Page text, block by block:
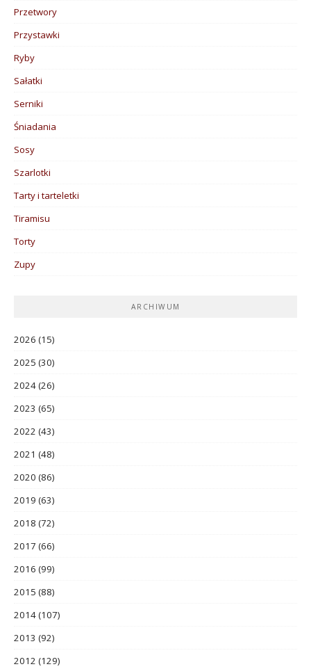
Przetwory
Przystawki
Ryby
Sałatki
Serniki
Śniadania
Sosy
Szarlotki
Tarty i tarteletki
Tiramisu
Torty
Zupy
ARCHIWUM
2026 (15)
2025 (30)
2024(26)
2023 (65)
2022 (43)
2021 (48)
2020 (86)
2019 (63)
2018 (72)
2017 (66)
2016 (99)
2015 (88)
2014(107)
2013 (92)
2012 (129)